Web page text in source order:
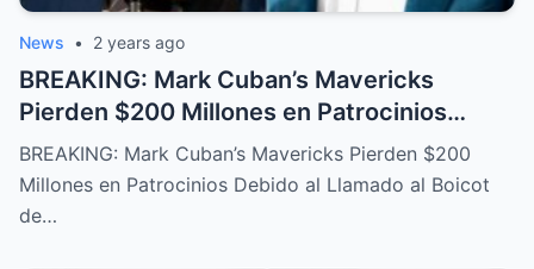
News • 2 years ago
BREAKING: Mark Cuban’s Mavericks
Pierden $200 Millones en Patrocinios
Debido al Llamado al Boicot de Elon Musk –
¿Qué Sucedió Entre los Dos?
BREAKING: Mark Cuban’s Mavericks Pierden $200
Millones en Patrocinios Debido al Llamado al Boicot
de…